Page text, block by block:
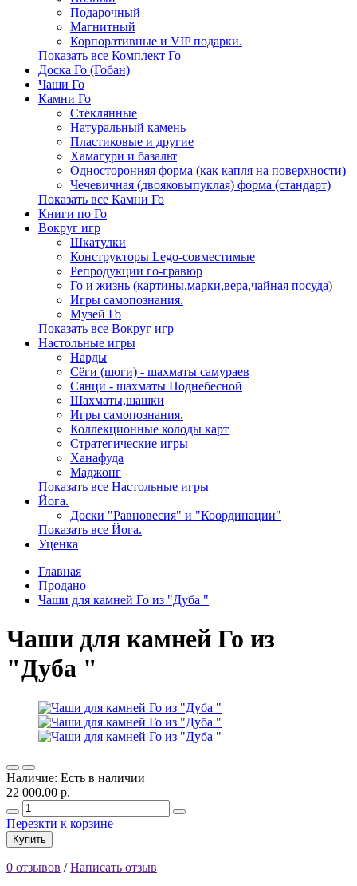
Подарочный
Магнитный
Корпоративные и VIP подарки.
Показать все Комплект Го
Доска Го (Гобан)
Чаши Го
Камни Го
Стеклянные
Натуральный камень
Пластиковые и другие
Хамагури и базальт
Односторонняя форма (как капля на поверхности)
Чечевичная (двояковыпуклая) форма (стандарт)
Показать все Камни Го
Книги по Го
Вокруг игр
Шкатулки
Конструкторы Lego-совместимые
Репродукции го-гравюр
Го и жизнь (картины,марки,вера,чайная посуда)
Игры самопознания.
Музей Го
Показать все Вокруг игр
Настольные игры
Нарды
Сёги (шоги) - шахматы самураев
Сянци - шахматы Поднебесной
Шахматы,шашки
Игры самопознания.
Коллекционные колоды карт
Стратегические игры
Ханафуда
Маджонг
Показать все Настольные игры
Йога.
Доски "Равновесия" и "Координации"
Показать все Йога.
Уценка
Главная
Продано
Чаши для камней Го из "Дуба "
Чаши для камней Го из
"Дуба "
Наличие: Есть в наличии
22 000.00 р.
Перезкти к корзине
Купить
0 отзывов /Написать отзыв